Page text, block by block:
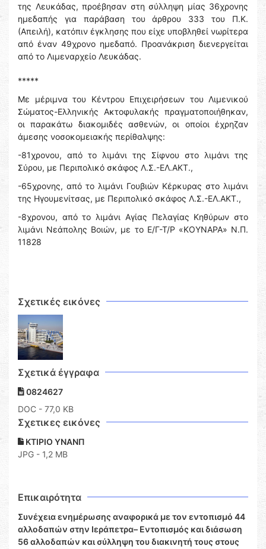
της Λευκάδας, προέβησαν στη σύλληψη μίας 36χρονης
ημεδαπής για παράβαση του άρθρου 333 του Π.Κ.
(Απειλή), κατόπιν έγκλησης που είχε υποβληθεί νωρίτερα
από έναν 49χρονο ημεδαπό. Προανάκριση διενεργείται
από το Λιμεναρχείο Λευκάδας.
*****
Με μέριμνα του Κέντρου Επιχειρήσεων του Λιμενικού
Σώματος-Ελληνικής Ακτοφυλακής πραγματοποιήθηκαν,
οι παρακάτω διακομιδές ασθενών, οι οποίοι έχρηζαν
άμεσης νοσοκομειακής περίθαλψης:
-81χρονου, από το λιμάνι της Σίφνου στο λιμάνι της
Σύρου, με Περιπολικό σκάφος Λ.Σ.-ΕΛ.ΑΚΤ.,
-65χρονης, από το λιμάνι Γουβιών Κέρκυρας στο λιμάνι
της Ηγουμενίτσας, με Περιπολικό σκάφος Λ.Σ.-ΕΛ.ΑΚΤ.,
-8χρονου, από το λιμάνι Αγίας Πελαγίας Κηθύρων στο
λιμάνι Νεάπολης Βοιών, με το Ε/Γ-Τ/Ρ «ΚΟΥΝΑΡΑ» Ν.Π.
11828
Σχετικές εικόνες
Σχετικά έγγραφα
0824627
DOC - 77,0 KB
Σχετικες εικόνες
ΚΤΙΡΙΟ ΥΝΑΝΠ
JPG - 1,2 MB
Επικαιρότητα
Συνέχεια ενημέρωσης αναφορικά με τον εντοπισμό 44
αλλοδαπών στην Ιεράπετρα– Εντοπισμός και διάσωση
56 αλλοδαπών και σύλληψη του διακινητή τους στους